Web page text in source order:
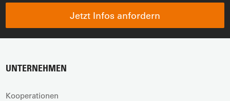
Jetzt Infos anfordern
UNTERNEHMEN
Kooperationen